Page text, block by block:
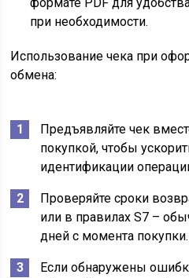
при необходимости.
Использование чека при
обмена:
Предъявляйте чек
покупкой, чтобы
идентификации
Проверяйте сроки
или в правилах S7 –
дней с момента покупки.
Если обнаружены